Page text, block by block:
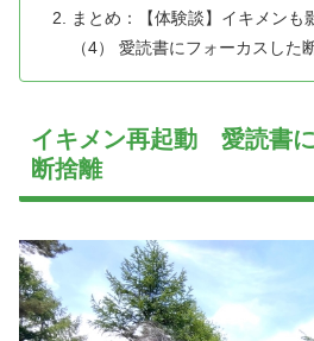
まとめ：【体験談】イキメンも
（4） 愛読書にフォーカスした
イキメン再起動 愛読書
断捨離